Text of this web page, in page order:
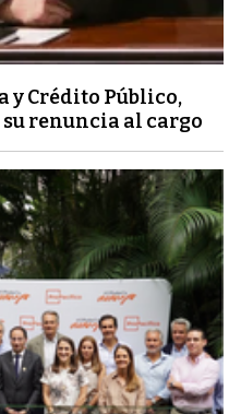
y Crédito Público,
renuncia al cargo